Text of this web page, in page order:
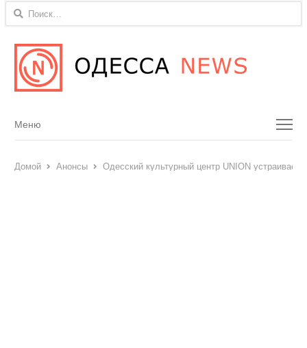
Найти:
Menu
Меню
Домой Анонсы Одесский культурный центр UNION устраивает